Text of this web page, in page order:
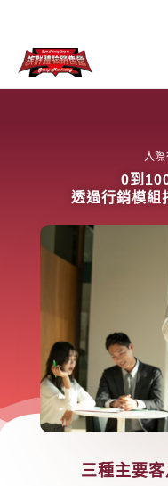
人
0到
透過行銷模組
三種主要